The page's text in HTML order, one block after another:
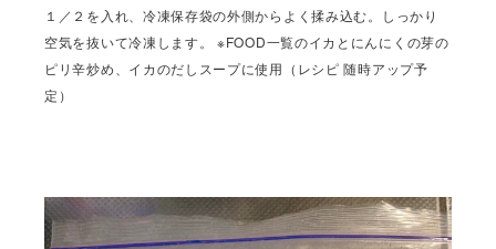
１／２を入れ、冷凍保存袋の外側からよく揉み込む。しっかり
空気を抜いて冷凍します。 ※FOOD一覧のイカとにんにくの芽の
ピリ辛炒め、イカのだしスープに使用（レシピ 随時アップ予
定）